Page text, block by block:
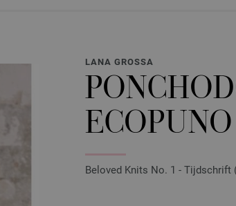
LANA GROSSA
Beloved Knits No. 1 - Tijdschrift